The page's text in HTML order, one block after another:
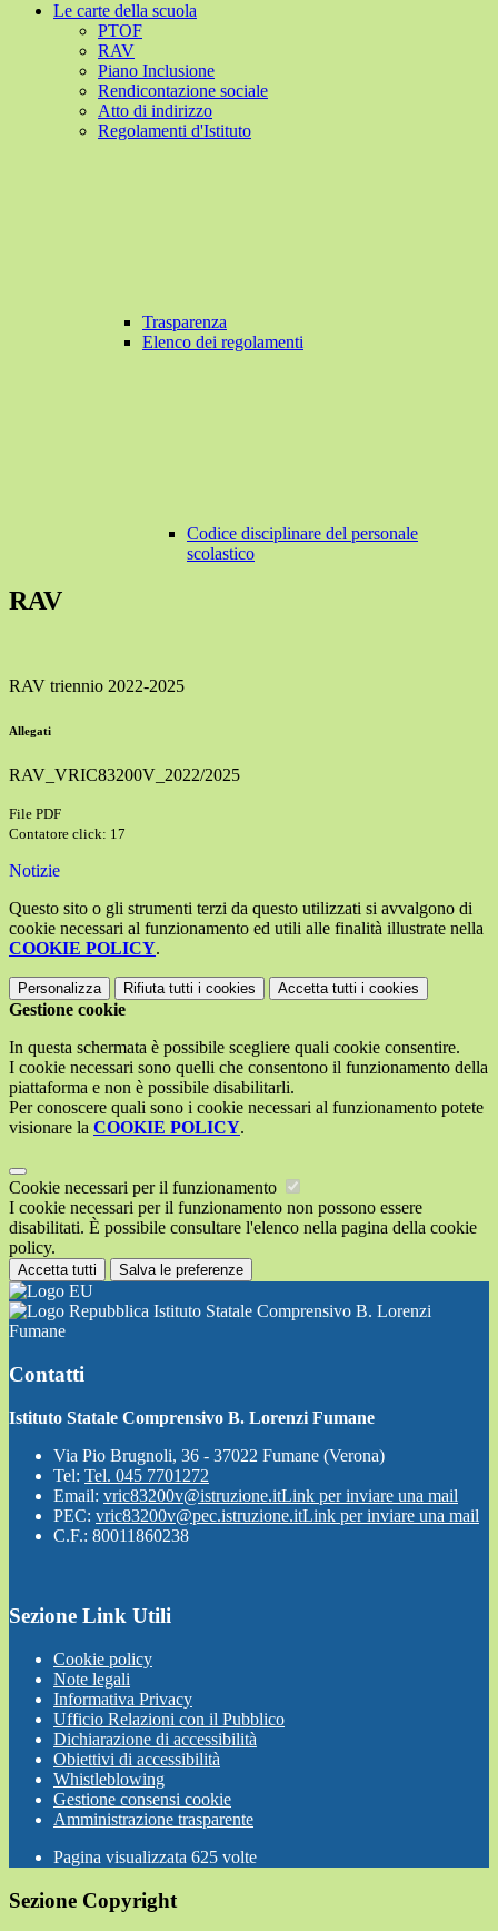
Le carte della scuola
PTOF
RAV
Piano Inclusione
Rendicontazione sociale
Atto di indirizzo
Regolamenti d'Istituto
Trasparenza
Elenco dei regolamenti
Codice disciplinare del personale
scolastico
RAV
RAV triennio 2022-2025
Allegati
RAV_VRIC83200V_2022/2025
File PDF
Contatore click: 17
Notizie
Questo sito o gli strumenti terzi da questo utilizzati si avvalgono di
cookie necessari al funzionamento ed utili alle finalità illustrate nella
COOKIE POLICY.
Personalizza Rifiuta tutti i cookies Accetta tutti i cookies
Gestione cookie
In questa schermata è possibile scegliere quali cookie consentire.
I cookie necessari sono quelli che consentono il funzionamento della
piattaforma e non è possibile disabilitarli.
Per conoscere quali sono i cookie necessari al funzionamento potete
visionare la COOKIE POLICY.
Cookie necessari per il funzionamento
I cookie necessari per il funzionamento non possono essere
disabilitati. È possibile consultare l'elenco nella pagina della cookie
policy.
Accetta tutti Salva le preferenze
Istituto Statale Comprensivo B. Lorenzi
Fumane
Contatti
Istituto Statale Comprensivo B. Lorenzi Fumane
Via Pio Brugnoli, 36 - 37022 Fumane (Verona)
Tel: Tel. 045 7701272
Email: vric83200v@istruzione.itLink per inviare una mail
PEC: vric83200v@pec.istruzione.itLink per inviare una mail
C.F.: 80011860238
Sezione Link Utili
Cookie policy
Note legali
Informativa Privacy
Ufficio Relazioni con il Pubblico
Dichiarazione di accessibilità
Obiettivi di accessibilità
Whistleblowing
Gestione consensi cookie
Amministrazione trasparente
Pagina visualizzata 625 volte
Sezione Copyright